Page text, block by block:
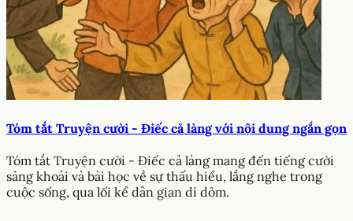
Tóm tắt Truyện cười - Điếc cả làng với nội dung ngắn gọn
Tóm tắt Truyện cười - Điếc cả làng mang đến tiếng cười
sảng khoái và bài học về sự thấu hiểu, lắng nghe trong
cuộc sống, qua lối kể dân gian dí dỏm.